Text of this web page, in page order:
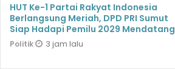
HUT Ke-1 Partai Rakyat Indonesia
Berlangsung Meriah, DPD PRI Sumut
Siap Hadapi Pemilu 2029 Mendatang
Politik 3 jam lalu